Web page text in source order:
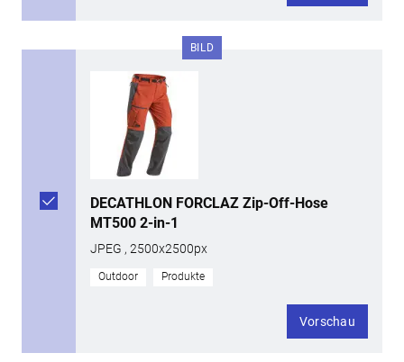
BILD
DECATHLON FORCLAZ Zip-Off-Hose
MT500 2-in-1
JPEG , 2500x2500px
Outdoor Produkte
Vorschau